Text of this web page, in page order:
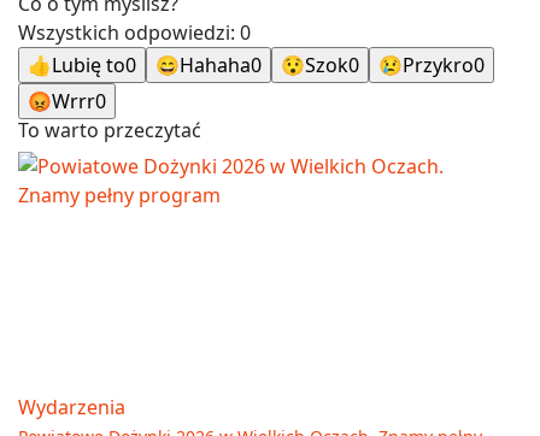
Wszystkich odpowiedzi: 0
👍Lubię to0 😄Hahaha0 😯Szok0 😢Przykro0
😡Wrrr0
To warto przeczytać
Wydarzenia